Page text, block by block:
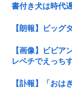
書付き犬は時代
【朗報】ビッグ
【画像】ビビア
レベチでえっち
【訃報】「おは